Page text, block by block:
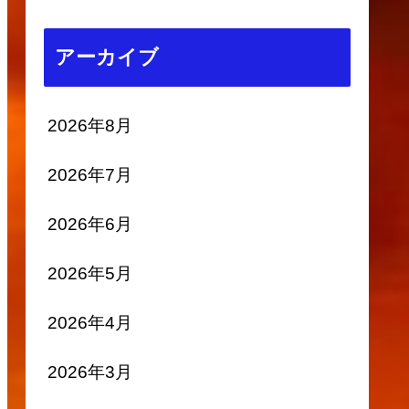
アーカイブ
2026年8月
2026年7月
2026年6月
2026年5月
2026年4月
2026年3月